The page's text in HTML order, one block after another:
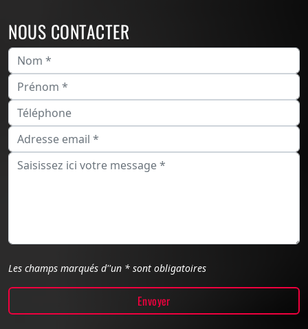
NOUS CONTACTER
Les champs marqués d''un * sont obligatoires